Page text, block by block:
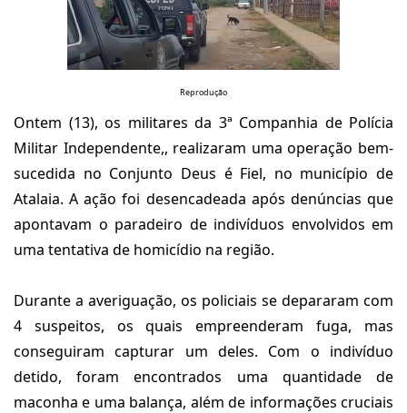
Reprodução
Ontem (13), os militares da 3ª Companhia de Polícia
Militar Independente,, realizaram uma operação bem-
sucedida no Conjunto Deus é Fiel, no município de
Atalaia. A ação foi desencadeada após denúncias que
apontavam o paradeiro de indivíduos envolvidos em
uma tentativa de homicídio na região.
Durante a averiguação, os policiais se depararam com
4 suspeitos, os quais empreenderam fuga, mas
conseguiram capturar um deles. Com o indivíduo
detido, foram encontrados uma quantidade de
maconha e uma balança, além de informações cruciais